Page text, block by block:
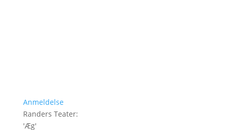
Anmeldelse
Randers Teater:
'Æg'